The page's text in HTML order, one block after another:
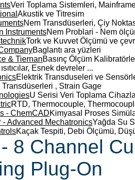
Veri Toplama Sistemleri,
Akustik ve Titresim
Nem Transdüserleri, Çiy
InstrumentsNem Problari - Nem
Tork ve Kuvvet Ölçümü ve
Baglantı ara yüzleri
& TiernanBasınç Ölçüm
Esnek devreler ...
Elektrik Transduseleri ve
Transdüserleri , Strain Gage
U Serisi Veri Toplama
RTD, Thermocouple,
- ChemCADKimyasal Proses
- Advanced MechatronicsYağda Su
Kaçak Tespiti, Debi Ölçümü,
8 Channel
Plug-On